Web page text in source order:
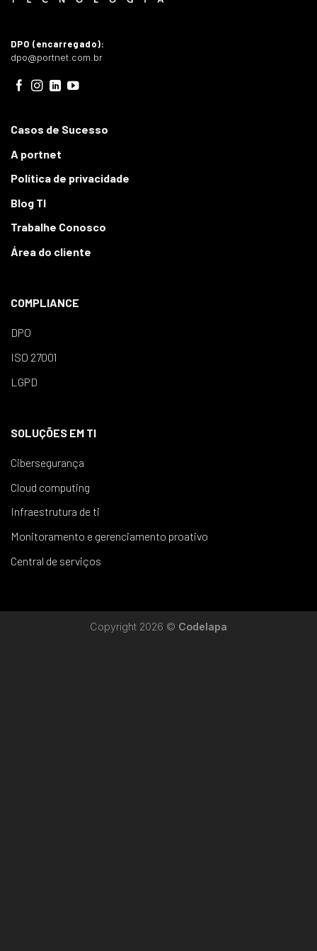
DPO (encarregado):
dpo@portnet.com.br
Casos de Sucesso
A portnet
Política de privacidade
Blog TI
Trabalhe Conosco
Área do cliente
COMPLIANCE
DPO
ISO 27001
LGPD
SOLUÇÕES EM TI
Cibersegurança
Cloud computing
Infraestrutura de ti
Monitoramento e gerenciamento proativo
Central de serviços
Copyright 2026 © Codelapa